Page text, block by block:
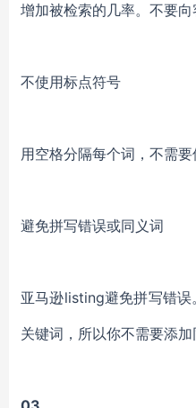
增加被检索的几率。不要向
不使用标点符号
用空格分隔每个词，不需要
避免拼写错误或同义词
亚马逊listing避免拼写错
关键词，所以你不需要添加